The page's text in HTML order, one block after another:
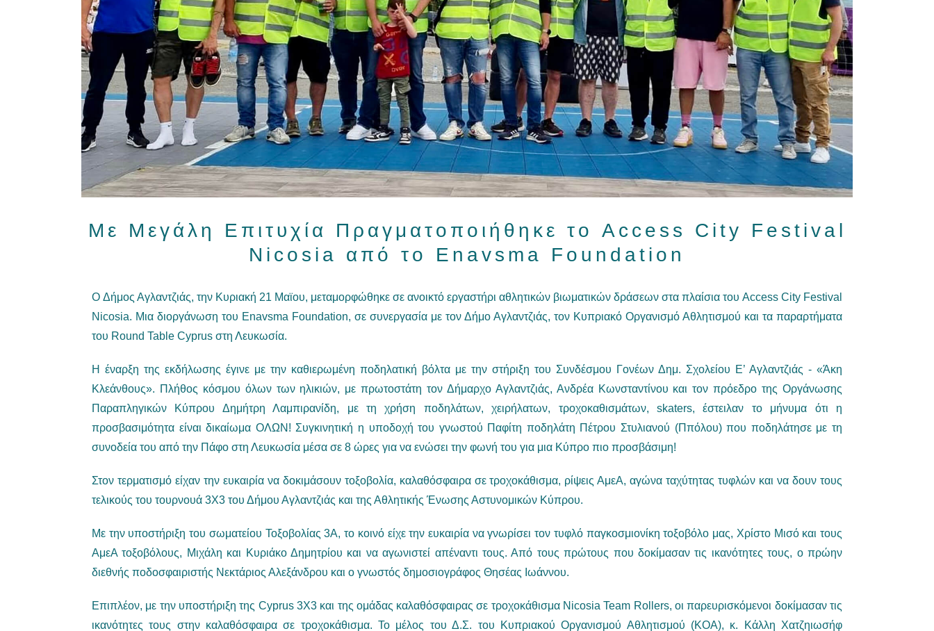
Με Μεγάλη Επιτυχία Πραγματοποιήθηκε το Access City Festival
Nicosia από το Enavsma Foundation
O Δήμος Αγλαντζιάς, την Κυριακή 21 Μαϊου, μεταμορφώθηκε σε ανοικτό εργαστήρι αθλητικών βιωματικών δράσεων στα πλαίσια του Access City Festival
Nicosia. Μια διοργάνωση του Enavsma Foundation, σε συνεργασία με τον Δήμο Αγλαντζιάς, τον Κυπριακό Οργανισμό Αθλητισμού και τα παραρτήματα
του Round Table Cyprus στη Λευκωσία.
Η έναρξη της εκδήλωσης έγινε με την καθιερωμένη ποδηλατική βόλτα με την στήριξη του Συνδέσμου Γονέων Δημ. Σχολείου Ε’ Αγλαντζιάς - «Άκη
Κλεάνθους». Πλήθος κόσμου όλων των ηλικιών, με πρωτοστάτη τον Δήμαρχο Αγλαντζιάς, Ανδρέα Κωνσταντίνου και τον πρόεδρο της Οργάνωσης
Παραπληγικών Κύπρου Δημήτρη Λαμπιρανίδη, με τη χρήση ποδηλάτων, χειρήλατων, τροχοκαθισμάτων, skaters, έστειλαν το μήνυμα ότι η
προσβασιμότητα είναι δικαίωμα ΟΛΩΝ! Συγκινητική η υποδοχή του γνωστού Παφίτη ποδηλάτη Πέτρου Στυλιανού (Ππόλου) που ποδηλάτησε με τη
συνοδεία του από την Πάφο στη Λευκωσία μέσα σε 8 ώρες για να ενώσει την φωνή του για μια Κύπρο πιο προσβάσιμη!
Στον τερματισμό είχαν την ευκαιρία να δοκιμάσουν τοξοβολία, καλαθόσφαιρα σε τροχοκάθισμα, ρίψεις ΑμεΑ, αγώνα ταχύτητας τυφλών και να δουν τους
τελικούς του τουρνουά 3Χ3 του Δήμου Αγλαντζιάς και της Αθλητικής Ένωσης Αστυνομικών Κύπρου.
Με την υποστήριξη του σωματείου Τοξοβολίας 3Α, το κοινό είχε την ευκαιρία να γνωρίσει τον τυφλό παγκοσμιονίκη τοξοβόλο μας, Χρίστο Μισό και τους
ΑμεΑ τοξοβόλους, Μιχάλη και Κυριάκο Δημητρίου και να αγωνιστεί απέναντι τους. Από τους πρώτους που δοκίμασαν τις ικανότητες τους, ο πρώην
διεθνής ποδοσφαιριστής Νεκτάριος Αλεξάνδρου και ο γνωστός δημοσιογράφος Θησέας Ιωάννου.
Επιπλέον, με την υποστήριξη της Cyprus 3X3 και της ομάδας καλαθόσφαιρας σε τροχοκάθισμα Nicosia Team Rollers, οι παρευρισκόμενοι δοκίμασαν τις
ικανότητες τους στην καλαθόσφαιρα σε τροχοκάθισμα. Το μέλος του Δ.Σ. του Κυπριακού Οργανισμού Αθλητισμού (ΚΟΑ), κ. Κάλλη Χατζηιωσήφ